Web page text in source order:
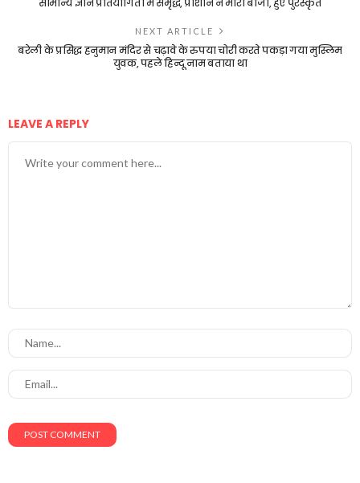
NEXT ARTICLE
बरेली के प्रसिद्ध हनुमान मंदिर से चढ़ावे के रुपया चोरी करते पकड़ा गया मुस्लिम
युवक, पहले हिन्दू नाम बताया था
LEAVE A REPLY